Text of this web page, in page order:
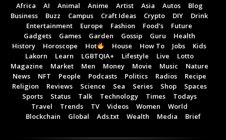
Subscribe now
To access premium
content
Free 15 Day Trial
Monthly or Yearly Memberships
Professional Rated Guides
Subscribe now
To access premium
content
Free 15 Day Trial
Monthly or Yearly Memberships
Professional Rated Guides
Africa AI Animal Anime Artist Asia Autos
Blog
Business
Buzz Campus Craft Ideas Crypto DIY
Drink
Entertainment
Europe Fashion Food’s
Future
Gadgets
Games Garden Gossip Guru
Health
History
Horoscope Hot House How To Jobs
Kids
Lakorn
Learn LGBTQIA+ Lifestyle Live
Lotto
Magazine
Market Men Money Movie Music
Nature
News
NFT People Podcasts Politics Radios
Recipe
Religion
Reviews Science Sea Series Shop
Spaces
Sports
Status Talk Technology Times
Todays
Travel
Trends TV Videos Women
World
Blockchain
Global Ads.txt Wealth Media Brief